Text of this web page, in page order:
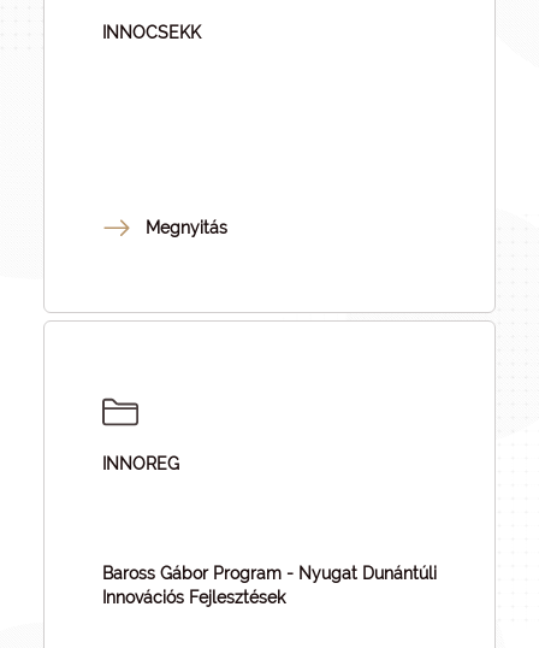
INNOCSEKK
Megnyitás
INNOREG
Baross Gábor Program - Nyugat Dunántúli
Innovációs Fejlesztések